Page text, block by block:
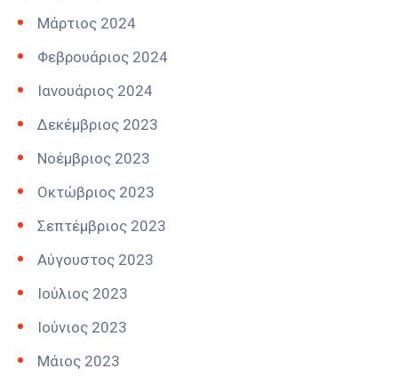
Μάρτιος 2024
Φεβρουάριος 2024
Ιανουάριος 2024
Δεκέμβριος 2023
Νοέμβριος 2023
Οκτώβριος 2023
Σεπτέμβριος 2023
Αύγουστος 2023
Ιούλιος 2023
Ιούνιος 2023
Μάιος 2023